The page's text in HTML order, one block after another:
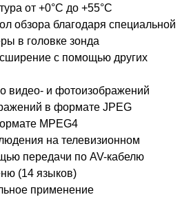
от +0°C до +55°C
обзора благодаря специальной
в головке зонда
с помощью других
видео- и фотоизображений
в формате JPEG
MPEG4
на телевизионном
передачи по AV-кабелю
(14 языков)
применение